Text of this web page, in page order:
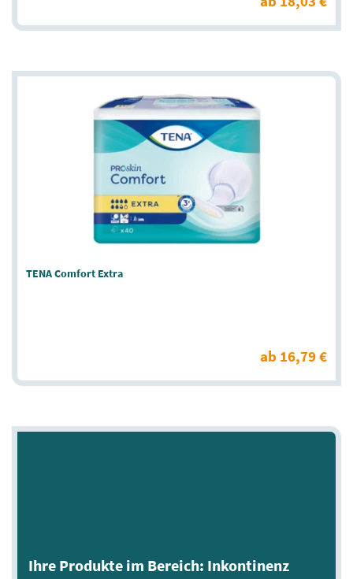
TENA Comfort Extra
ab 16,79 €
Ihre Produkte im Bereich: Inkontinenz